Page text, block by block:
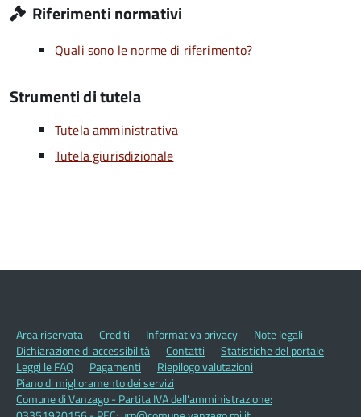
Riferimenti normativi
Quali sono le norme di riferimento?
Strumenti di tutela
Tutela amministrativa
Tutela giurisdizionale
Area riservata Crediti Informativa privacy
Note legali
Dichiarazione di accessibilità
Contatti
Statistiche del portale
Leggi le FAQ
Pagamenti
Riepilogo valutazioni
Piano di miglioramento dei servizi
Comune di Vanzago - Partita IVA dell'amministrazione: